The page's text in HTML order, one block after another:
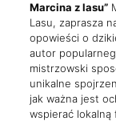
Marcina z lasu”
Lasu, zaprasza
opowieści o
autor
mistrzowski
unikalne
jak ważna jest
wspierać lokalną